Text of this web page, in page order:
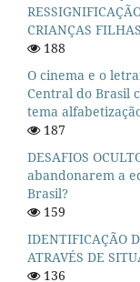
CRIANÇAS
188
O cinema e o
Central do Brasil
tema
187
DESAFIOS
abandonarem a
Brasil?
159
IDENTIFICAÇÃO
ATRAVÉS DE
136